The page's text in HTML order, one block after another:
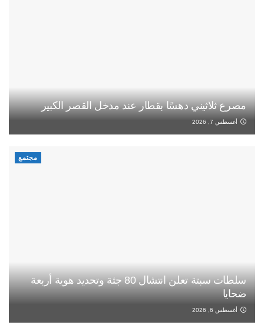
مصرع ثلاثيني دهسًا بقطار عند مدخل القصر الكبير
أغسطس 7, 2026
مجتمع
سلطات سبتة تعلن انتشال 80 جثة وتحديد هوية أربعة
ضحايا
أغسطس 6, 2026